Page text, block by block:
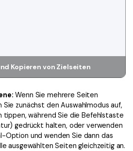
Kopieren von Zielseiten
Wenn Sie mehrere Seiten
zunächst den Auswahlmodus auf,
tippen, während Sie die Befehlstaste
gedrückt halten, oder verwenden
Option und wenden Sie dann das
ausgewählten Seiten gleichzeitig an.